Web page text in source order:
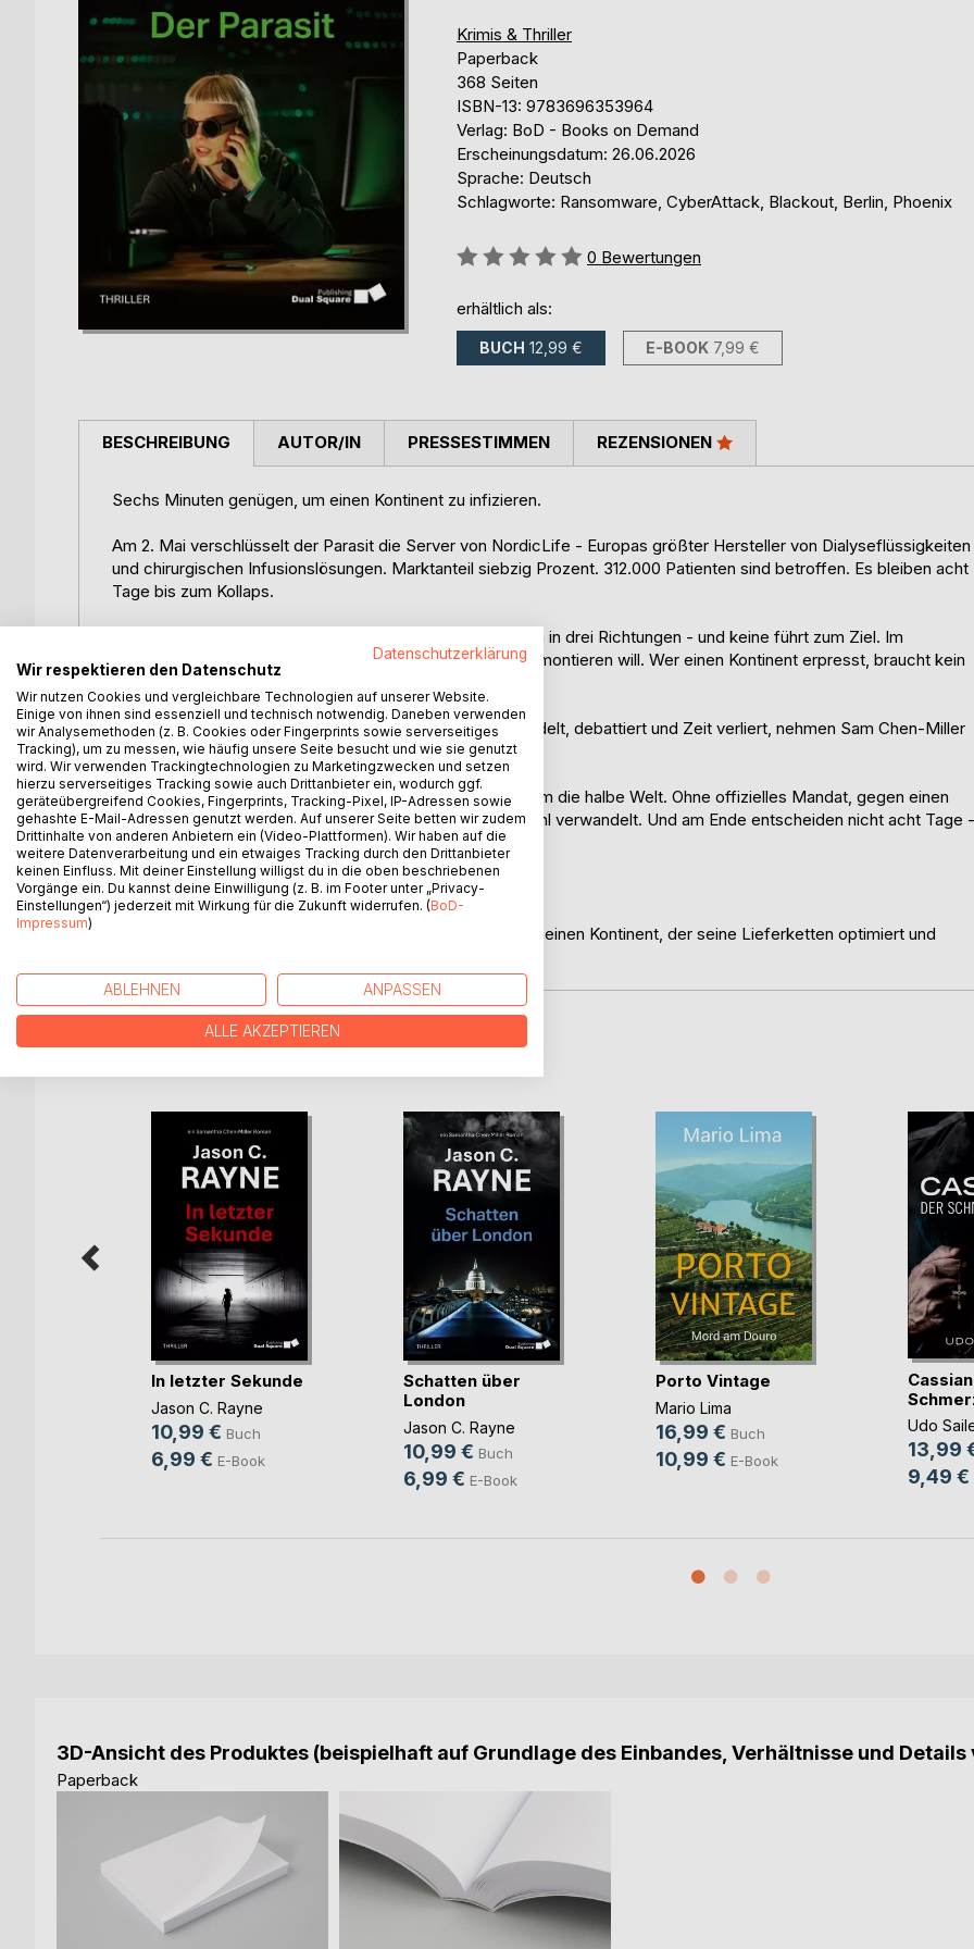
Krimis & Thriller
Paperback
368 Seiten
ISBN-13: 9783696353964
Verlag: BoD - Books on Demand
Erscheinungsdatum: 26.06.2026
Sprache: Deutsch
Schlagworte: Ransomware, CyberAttack, Blackout, Berlin, Phoenix
Bewertung::
0 Bewertungen
erhältlich als:
BUCH 12,99 € E-BOOK 7,99 €
BESCHREIBUNG
Sechs Minuten genügen, um einen Kontinent zu infizieren.
Am 2. Mai verschlüsselt der Parasit die Server von NordicLife - Europas größter Hersteller von Dialyseflüssigkeiten
und chirurgischen Infusionslösungen. Marktanteil siebzig Prozent. 312.000 Patienten sind betroffen. Es bleiben acht
Tage bis zum Kollaps.
Die Erpresser agieren im Verborgenen. Die Spuren deuten in drei Richtungen - und keine führt zum Ziel. Im
Hintergrund ein Mann, der Machiavelli liest und Europa demontieren will. Wer einen Kontinent erpresst, braucht kein
Heer mehr. Ein Parasit genügt.
Während der europäische Krisenstab in Den Haag verhandelt, debattiert und Zeit verliert, nehmen Sam Chen-Miller
und ihr Team Phoenix die Jagd auf.
Die Spur führt sie nach Kopenhagen, in die Toskana und um die halbe Welt. Ohne offizielles Mandat, gegen einen
Gegner, der jeden Zugriff in einen Selbstzerstörungsbefehl verwandelt. Und am Ende entscheiden nicht acht Tage -
sondern sechzig Minuten.
»Die Uhr tickt. Sie hat nie aufgehört.«
Der dritte Roman der Samantha-Chen-Miller-Reihe - über einen Kontinent, der seine Lieferketten optimiert und
AUTOR/IN PRESSESTIMMEN REZENSIONEN
WEITERE TITEL BEIBoD
In letzter Sekunde
Jason C. Rayne
10,99 € Buch
6,99 € E-Book
Schatten über
London
Jason C. Rayne
10,99 € Buch
6,99 € E-Book
Porto Vintage
Mario Lima
16,99 € Buch
10,99 € E-Book
Udo
13,99
9,49 €
3D-Ansicht des Produktes (beispielhaft auf Grundlage des Einbandes, Verhältnisse und
Paperback
Datenschutzerklärung
Wir respektieren den Datenschutz
Wir nutzen Cookies und vergleichbare Technologien auf unserer Website.
Einige von ihnen sind essenziell und technisch notwendig. Daneben verwenden
wir Analysemethoden (z. B. Cookies oder Fingerprints sowie serverseitiges
Tracking), um zu messen, wie häufig unsere Seite besucht und wie sie genutzt
wird. Wir verwenden Trackingtechnologien zu Marketingzwecken und setzen
hierzu serverseitiges Tracking sowie auch Drittanbieter ein, wodurch ggf.
geräteübergreifend Cookies, Fingerprints, Tracking-Pixel, IP-Adressen sowie
gehashte E-Mail-Adressen genutzt werden. Auf unserer Seite betten wir zudem
Drittinhalte von anderen Anbietern ein (Video-Plattformen). Wir haben auf die
weitere Datenverarbeitung und ein etwaiges Tracking durch den Drittanbieter
keinen Einfluss. Mit deiner Einstellung willigst du in die oben beschriebenen
Vorgänge ein. Du kannst deine Einwilligung (z. B. im Footer unter „Privacy-
Einstellungen“) jederzeit mit Wirkung für die Zukunft widerrufen. (BoD-
Impressum)
ABLEHNEN ANPASSEN
ALLE AKZEPTIEREN